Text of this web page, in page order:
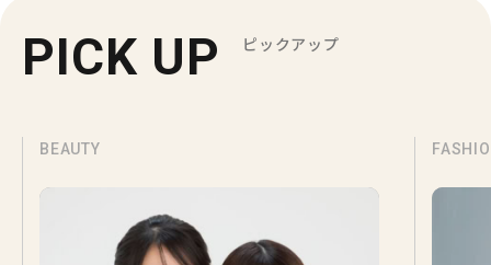
PICK UP ピックアップ
BEAUTY